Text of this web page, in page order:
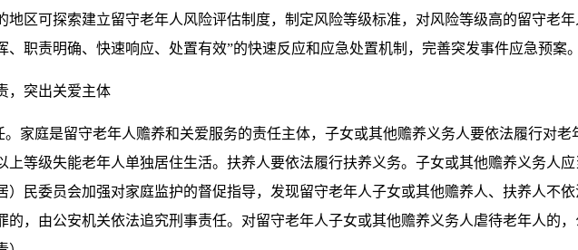
地区可探索建立留守老年人风险评估制度，制定风险等级标准，对风险等级高的留守老
、职责明确、快速响应、处置有效”的快速反应和应急处置机制，完善突发事件应急预案
，突出关爱主体
。家庭是留守老年人赡养和关爱服务的责任主体，子女或其他赡养义务人要依法履行对
上等级失能老年人单独居住生活。扶养人要依法履行扶养义务。子女或其他赡养义务人
）民委员会加强对家庭监护的督促指导，发现留守老年人子女或其他赡养人、扶养人不
的，由公安机关依法追究刑事责任。对留守老年人子女或其他赡养义务人虐待老年人的